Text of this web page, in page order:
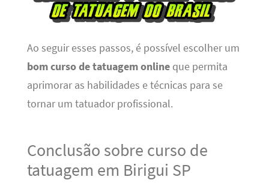
Ao seguir esses passos, é possível escolher um
bom curso de tatuagem onlineque permita
aprimorar as habilidades e técnicas para se
tornar um tatuador profissional.
Conclusão sobre curso de
tatuagem em Birigui SP